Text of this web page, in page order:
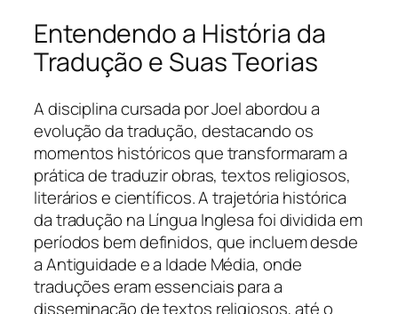
Entendendo a História da
Tradução e Suas Teorias
A disciplina cursada por Joel abordou a
evolução da tradução, destacando os
momentos históricos que transformaram a
prática de traduzir obras, textos religiosos,
literários e científicos. A trajetória histórica
da tradução na Língua Inglesa foi dividida em
períodos bem definidos, que incluem desde
a Antiguidade e a Idade Média, onde
traduções eram essenciais para a
disseminação de textos religiosos, até o